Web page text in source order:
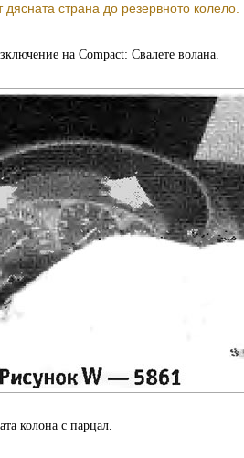
дясната страна до резервното колело.
на Compact: Свалете волана.
колона с парцал.